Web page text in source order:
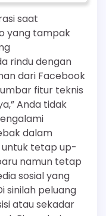
saat
yang tampak
rindu dengan
dari Facebook
fitur teknis
Anda tidak
dalam
untuk tetap up-
namun tetap
sosial yang
sinilah peluang
atau sekadar